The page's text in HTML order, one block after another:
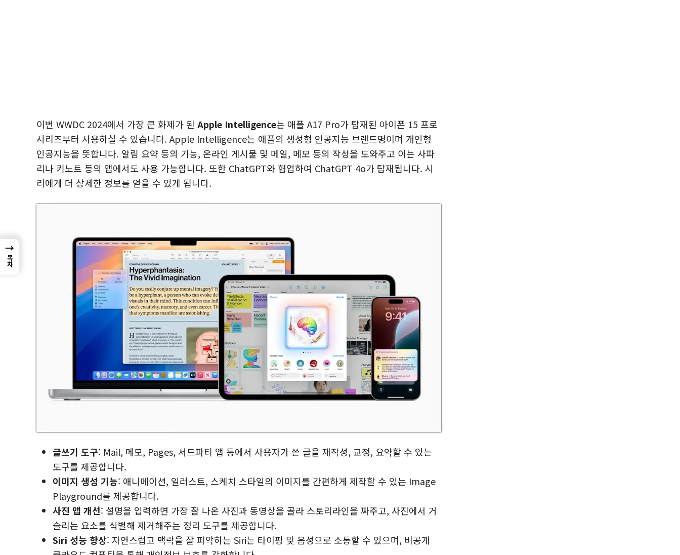
이번 WWDC 2024에서 가장 큰 화제가 된 Apple Intelligence는 애플 A17 Pro가 탑재된 아이폰 15 프로
시리즈부터 사용하실 수 있습니다. Apple Intelligence는 애플의 생성형 인공지능 브랜드명이며 개인형
인공지능을 뜻합니다. 알림 요약 등의 기능, 온라인 게시물 및 메일, 메모 등의 작성을 도와주고 이는 사파
리나 키노트 등의 앱에서도 사용 가능합니다. 또한 ChatGPT와 협업하여 ChatGPT 4o가 탑재됩니다. 시
리에게 더 상세한 정보를 얻을 수 있게 됩니다.
글쓰기 도구: Mail, 메모, Pages, 서드파티 앱 등에서 사용자가 쓴 글을 재작성, 교정, 요약할 수 있는
도구를 제공합니다.
이미지 생성 기능: 애니메이션, 일러스트, 스케치 스타일의 이미지를 간편하게 제작할 수 있는 Image
Playground를 제공합니다.
사진 앱 개선: 설명을 입력하면 가장 잘 나온 사진과 동영상을 골라 스토리라인을 짜주고, 사진에서 거
슬리는 요소를 식별해 제거해주는 정리 도구를 제공합니다.
Siri 성능 향상: 자연스럽고 맥락을 잘 파악하는 Siri는 타이핑 및 음성으로 소통할 수 있으며, 비공개
→
목차